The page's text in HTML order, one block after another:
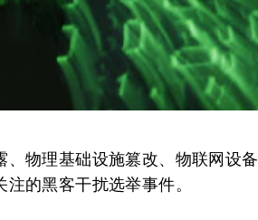
物理基础设施篡改、物联网设备
的黑客干扰选举事件。